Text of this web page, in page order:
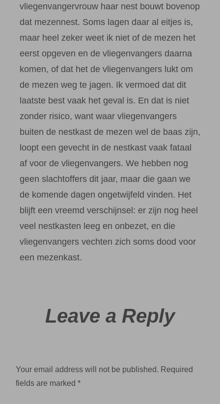
vliegenvangervrouw haar nest bouwt bovenop
dat mezennest. Soms lagen daar al eitjes is,
maar heel zeker weet ik niet of de mezen het
eerst opgeven en de vliegenvangers daarna
komen, of dat het de vliegenvangers lukt om
de mezen weg te jagen. Ik vermoed dat dit
laatste best vaak het geval is. En dat is niet
zonder risico, want waar vliegenvangers
buiten de nestkast de mezen wel de baas zijn,
loopt een gevecht in de nestkast vaak fataal
af voor de vliegenvangers. We hebben nog
geen slachtoffers dit jaar, maar die gaan we
de komende dagen ongetwijfeld vinden. Het
blijft een vreemd verschijnsel: er zijn nog heel
veel nestkasten leeg en onbezet, en die
vliegenvangers vechten zich soms dood voor
een mezenkast.
Leave a Reply
Your email address will not be published. Required
fields are marked *